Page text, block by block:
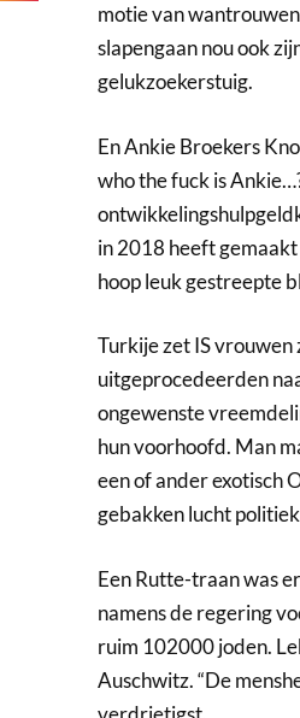
motie van
slapengaan nou ook
gelukzoekerstuig.
En Ankie Broekers
who the fuck is
in 2018 heeft
hoop leuk gestreepte
Turkije zet IS
uitgeprocedeerden
ongewenste
hun voorhoofd. Man
een of ander exotisch
gebakken lucht
Een Rutte-traan was
namens de regering
ruim 102000 joden.
Auschwitz. “De